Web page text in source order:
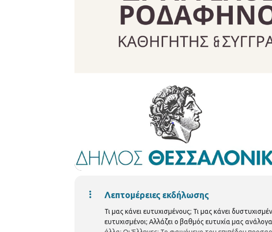
Λεπτομέρειες εκδήλωσης
Τι μας κάνει ευτυχισμένους; Τι μας κάνει
ευτυχισμένοι; Αλλάζει ο βαθμός ευτυχία μας